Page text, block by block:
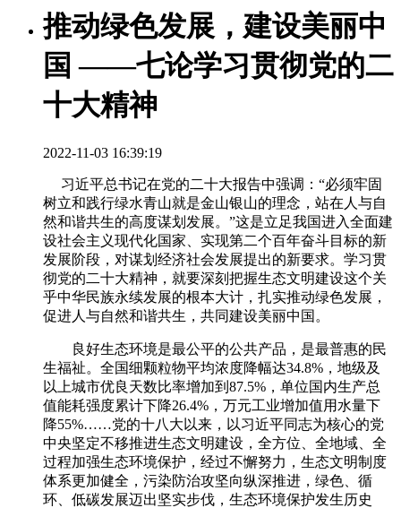
推动绿色发展，建设美丽中
国 ——七论学习贯彻党的二
十大精神
2022-11-03 16:39:19
习近平总书记在党的二十大报告中强调：“必须牢固
树立和践行绿水青山就是金山银山的理念，站在人与自
然和谐共生的高度谋划发展。”这是立足我国进入全面建
设社会主义现代化国家、实现第二个百年奋斗目标的新
发展阶段，对谋划经济社会发展提出的新要求。学习贯
彻党的二十大精神，就要深刻把握生态文明建设这个关
乎中华民族永续发展的根本大计，扎实推动绿色发展，
促进人与自然和谐共生，共同建设美丽中国。
良好生态环境是最公平的公共产品，是最普惠的民
生福祉。全国细颗粒物平均浓度降幅达34.8%，地级及
以上城市优良天数比率增加到87.5%，单位国内生产总
值能耗强度累计下降26.4%，万元工业增加值用水量下
降55%……党的十八大以来，以习近平同志为核心的党
中央坚定不移推进生态文明建设，全方位、全地域、全
过程加强生态环境保护，经过不懈努力，生态文明制度
体系更加健全，污染防治攻坚向纵深推进，绿色、循
环、低碳发展迈出坚实步伐，生态环境保护发生历史